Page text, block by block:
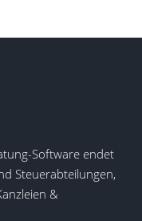
Software endet
Steuerabteilungen,
&